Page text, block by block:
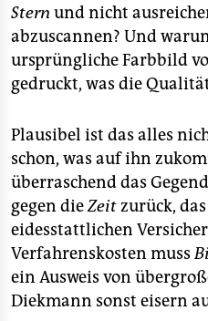
Stern und nicht
abzuscannen? Und
ursprüngliche Farbbild
gedruckt, was die
Plausibel ist das alles
schon, was auf ihn
überraschend das
gegen dieZeitzurück,
eidesstattlichen
Verfahrenskosten muss
ein Ausweis von
Diekmann sonst eisern